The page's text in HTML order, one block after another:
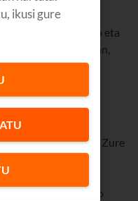
Zure pertsonaia
ehizera.
erako eta
baina, kasu horretan,
duzu.
ihes egin dute
hona dabiltza aske. Zure
aitzitik,
horretarako,
partaide bihurtuko
ikusi gure